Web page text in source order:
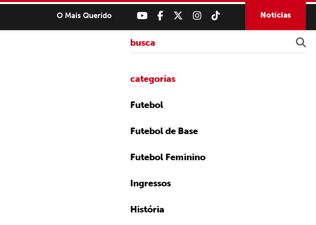
O Mais Querido Notícias
categorias
Futebol
Futebol de Base
Futebol Feminino
Ingressos
História